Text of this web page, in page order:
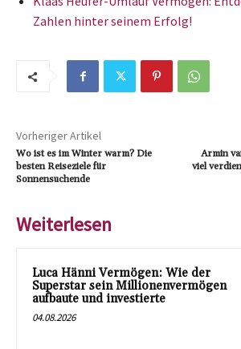
Zahlen hinter seinem Erfolg!
Vorheriger Artikel
Wo ist es im Winter warm? Die
besten Reiseziele für
Sonnensuchende
Armin
viel
Weiterlesen
Luca Hänni Vermögen: Wie der
Superstar sein Millionenvermögen
aufbaute und investierte
04.08.2026